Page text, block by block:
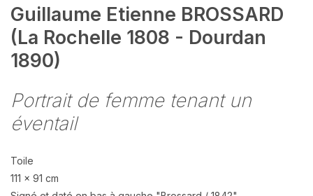
Guillaume Etienne BROSSARD
(La Rochelle 1808 - Dourdan
1890)
Portrait de femme tenant un
éventail
Toile
111 x 91 cm